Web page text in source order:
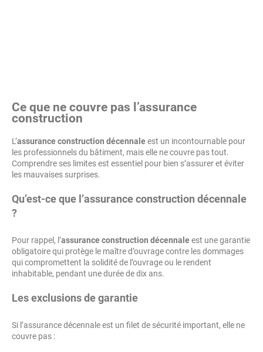
Ce que ne couvre pas l’assurance
construction
L’assurance construction décennaleest un incontournable pour
les professionnels du bâtiment, mais elle ne couvre pas tout.
Comprendre ses limites est essentiel pour bien s’assurer et éviter
les mauvaises surprises.
Qu’est-ce que l’assurance construction décennale
?
Pour rappel, l’assurance construction décennaleest une garantie
obligatoire qui protège le maître d’ouvrage contre les dommages
qui compromettent la solidité de l’ouvrage ou le rendent
inhabitable, pendant une durée de dix ans.
Les exclusions de garantie
Si l’assurance décennale est un filet de sécurité important, elle ne
couvre pas :